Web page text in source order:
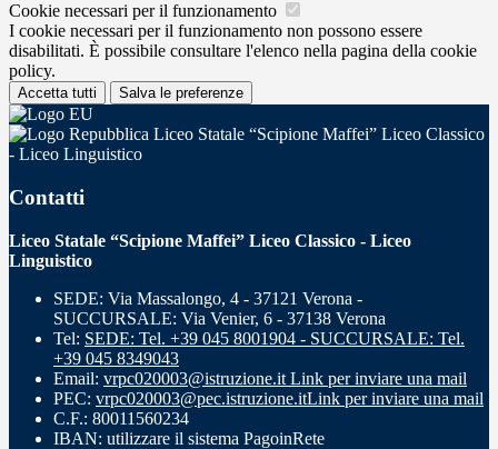
Cookie necessari per il funzionamento
I cookie necessari per il funzionamento non possono essere
disabilitati. È possibile consultare l'elenco nella pagina della cookie
policy.
Accetta tutti Salva le preferenze
Liceo Statale “Scipione Maffei” Liceo Classico
- Liceo Linguistico
Contatti
Liceo Statale “Scipione Maffei” Liceo Classico - Liceo
Linguistico
SEDE: Via Massalongo, 4 - 37121 Verona -
SUCCURSALE: Via Venier, 6 - 37138 Verona
Tel: SEDE: Tel. +39 045 8001904 - SUCCURSALE: Tel.
+39 045 8349043
Email: vrpc020003@istruzione.it Link per inviare una mail
PEC: vrpc020003@pec.istruzione.itLink per inviare una mail
C.F.: 80011560234
IBAN: utilizzare il sistema PagoinRete